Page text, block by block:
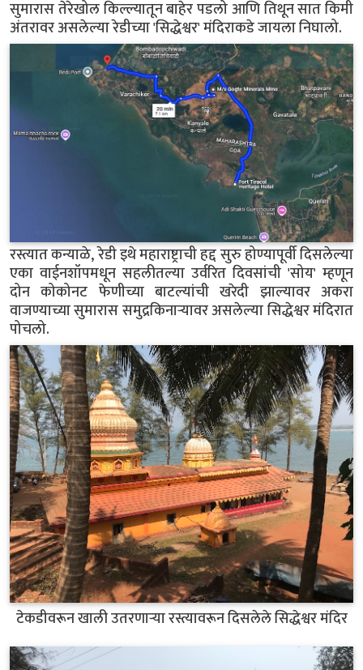
सुमारास तेरेखोल किल्ल्यातून बाहेर पडलो आणि तिथून सात किमी
अंतरावर असलेल्या रेडीच्या 'सिद्धेश्वर' मंदिराकडे जायला निघालो.
रस्त्यात कन्याळे, रेडी इथे महाराष्ट्राची हद्द सुरु होण्यापूर्वी दिसलेल्या
एका वाईनशॉपमधून सहलीतल्या उर्वरित दिवसांची 'सोय' म्हणून
दोन कोकोनट फेणीच्या बाटल्यांची खरेदी झाल्यावर अकरा
वाजण्याच्या सुमारास समुद्रकिनाऱ्यावर असलेल्या सिद्धेश्वर मंदिरात
पोचलो.
टेकडीवरून खाली उतरणाऱ्या रस्त्यावरून दिसलेले सिद्धेश्वर मंदिर